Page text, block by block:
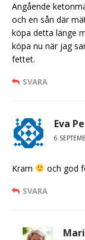
Angående
och en sån där
köpa detta länge
köpa nu när jag
fettet.
SVARA
Eva
6
Kram och god
SVARA